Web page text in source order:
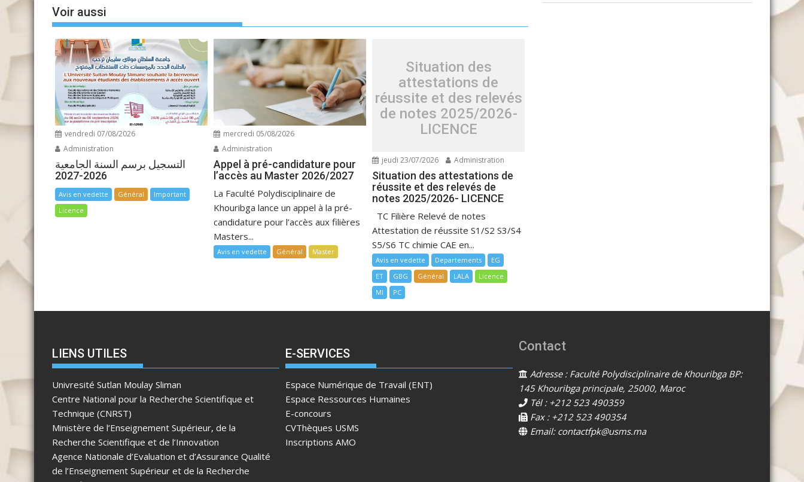
Voir aussi
vendredi 07/08/2026
Administration
التسجيل برسم السنة الجامعية
2026-2027
Avis en vedette Général
Important
Licence
mercredi 05/08/2026
Administration
Appel à pré-candidature pour
l’accès au Master 2026/2027
La Faculté Polydisciplinaire de
Khouribga lance un appel à la pré-
candidature pour l’accès aux filières
Masters...
Avis en vedette Général Master
Situation des
attestations de
réussite et des relevés
de notes 2025/2026-
LICENCE
jeudi 23/07/2026 Administration
Situation des attestations de
réussite et des relevés de
notes 2025/2026- LICENCE
TC Filière Relevé de notes
Attestation de réussite S1/S2 S3/S4
S5/S6 TC chimie CAE en...
Avis en vedette Departements
EG
ET
GBG Général LALA
Licence
MI
PC
LIENS UTILES
Univresité Sutlan Moulay Sliman
Centre National pour la Recherche Scientifique et
Technique (CNRST)
Ministère de l’Enseignement Supérieur, de la
Recherche Scientifique et de l’Innovation
Agence Nationale d’Evaluation et d’Assurance Qualité
de l’Enseignement Supérieur et de la Recherche
E-SERVICES
Espace Numérique de Travail (ENT)
Espace Ressources Humaines
E-concours
CVThèques USMS
Inscriptions AMO
Contact
Adresse : Faculté Polydisciplinaire de Khouribga BP:
145 Khouribga principale, 25000, Maroc
Tél : +212 523 490359
Fax : +212 523 490354
Email: contactfpk@usms.ma